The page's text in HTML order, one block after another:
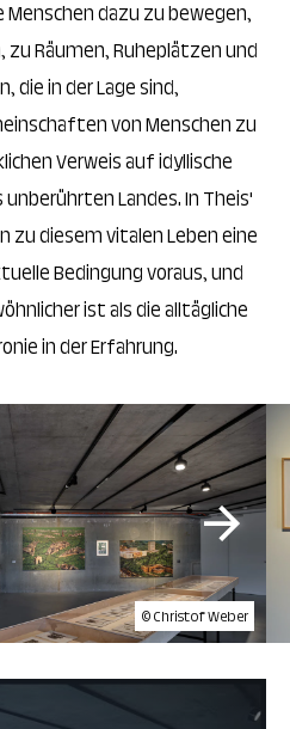
Menschen dazu zu bewegen,
zu Räumen, Ruheplätzen und
in der Lage sind,
von Menschen zu
Verweis auf idyllische
Landes. In Theis'
diesem vitalen Leben eine
Bedingung voraus, und
ist als die alltägliche
in der Erfahrung.
© Christof Weber